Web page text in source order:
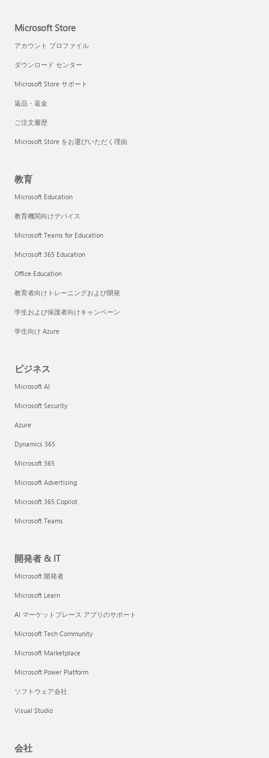
Microsoft Store
アカウント プロファイル
ダウンロード センター
Microsoft Store サポート
返品・返金
ご注文履歴
Microsoft Store をお選びいただく理由
教育
Microsoft Education
教育機関向けデバイス
Microsoft Teams for Education
Microsoft 365 Education
Office Education
教育者向けトレーニングおよび開発
学生および保護者向けキャンペーン
学生向け Azure
ビジネス
Microsoft AI
Microsoft Security
Azure
Dynamics 365
Microsoft 365
Microsoft Advertising
Microsoft 365 Copilot
Microsoft Teams
開発者 & IT
Microsoft 開発者
Microsoft Learn
AI マーケットプレース アプリのサポート
Microsoft Tech Community
Microsoft Marketplace
Microsoft Power Platform
ソフトウェア会社
Visual Studio
会社